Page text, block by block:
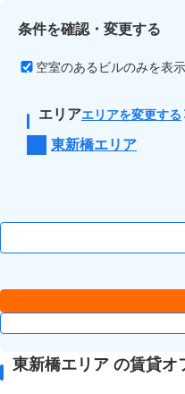
条件を確認・変更する
空室のあるビルのみを表示
エリアエリアを変更する
東新橋エリア
東新橋エリア の賃貸